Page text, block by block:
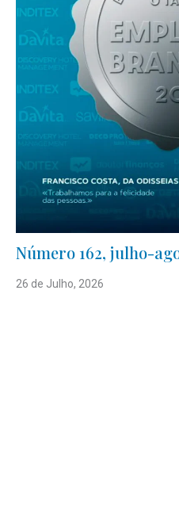
Número 162, julho-
26 de Julho, 2026